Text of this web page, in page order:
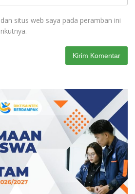
situs web saya pada peramban ini